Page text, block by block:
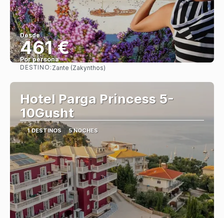
Desde
461 €
Por persona
DESTINO: Zante (Zakynthos)
Hotel Parga Princess 5-
10Gusht
1 DESTINOS 5 NOCHES